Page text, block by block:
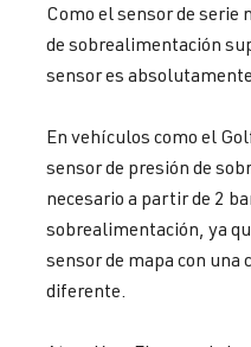
Como el sensor de serie
de sobrealimentación
sensor es
En vehículos como el
sensor de presión de
necesario a partir de 2
sobrealimentación, ya
sensor de mapa con
diferente.